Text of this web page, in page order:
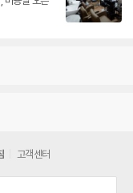
고객센터